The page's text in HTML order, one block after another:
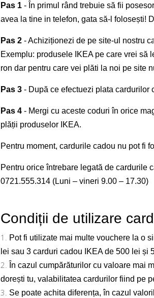
Pas 1 - În primul rând trebuie să fii
avea la tine in telefon, gata să-l folosești!
Pas 2 - Achiziționezi de pe site-ul nostru
Exemplu: produsele IKEA pe care vrei să
ron dar pentru care vei plăti la noi pe site
Pas 3- După ce efectuezi plata cardurilor
Pas 4- Mergi cu aceste coduri în orice
plății produselor IKEA.
Pentru moment, cardurile cadou nu pot fi
Pentru orice întrebare legată de cardurile
0721.555.314 (Luni – vineri 9.00 – 17.30)
Condiții de utilizare
Pot fi utilizate mai multe vouchere la o
lei sau 3 carduri cadou IKEA de 500 lei și
În cazul cumpărăturilor cu valoare mai
dorești tu, valabilitatea cardurilor fiind pe
Se poate achita diferența, în cazul